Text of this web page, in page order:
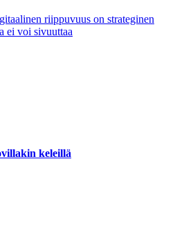
riippuvuus on strateginen
ei voi sivuuttaa
keleillä